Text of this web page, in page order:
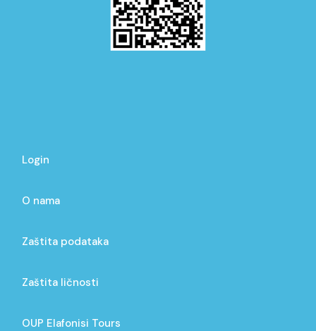
Login
O nama
Zaštita podataka
Zaštita ličnosti
OUP Elafonisi Tours